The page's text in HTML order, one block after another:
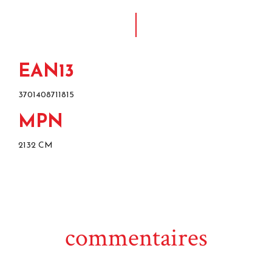
EAN13
3701408711815
MPN
2132 CM
commentaires